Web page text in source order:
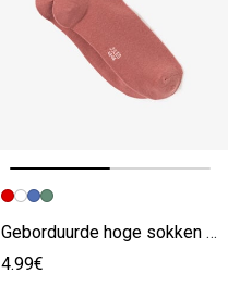
Vorige afbeelding
Volgende beeld
Geborduurde hoge sokken rood
4.99€